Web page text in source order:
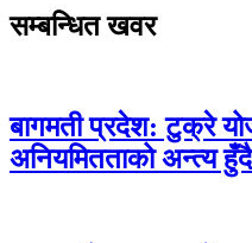
सम्बन्धित खवर
बागमती प्रदेश: टुक्रे
अनियमितताको अन्त्य हुँदै